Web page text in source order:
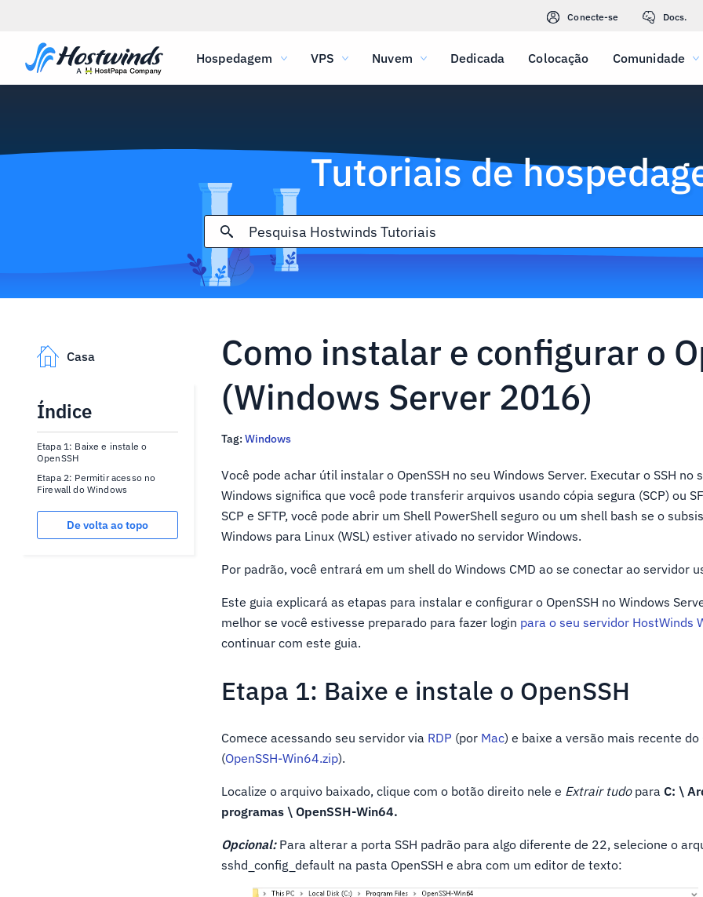
Conecte-se Docs.
Hospedagem VPS Nuvem Dedicada Colocação Comunidade
Tutoriais de
Casa
Índice
Etapa 1: Baixe e instale o
OpenSSH
Etapa 2: Permitir acesso no
Firewall do Windows
De volta ao topo
Como instalar e configurar o
(Windows Server 2016)
Tag: Windows
Você pode achar útil instalar o OpenSSH no seu Windows Server. Executar o SSH no
Windows significa que você pode transferir arquivos usando cópia segura (SCP) ou
SCP e SFTP, você pode abrir um Shell PowerShell seguro ou um shell bash se o
Windows para Linux (WSL) estiver ativado no servidor Windows.
Por padrão, você entrará em um shell do Windows CMD ao se conectar ao servidor
Este guia explicará as etapas para instalar e configurar o OpenSSH no Windows
melhor se você estivesse preparado para fazer login para o seu servidor HostWinds
continuar com este guia.
Etapa 1: Baixe e instale o OpenSSH
Comece acessando seu servidor via RDP (por Mac) e baixe a versão mais recente do
(OpenSSH-Win64.zip).
Localize o arquivo baixado, clique com o botão direito nele e Extrair tudoparaC: \
programas \ OpenSSH-Win64.
Opcional:Para alterar a porta SSH padrão para algo diferente de 22, selecione o
sshd_config_default na pasta OpenSSH e abra com um editor de texto: